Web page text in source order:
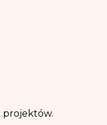
projektów.